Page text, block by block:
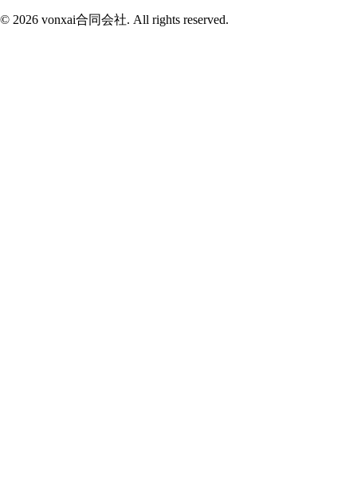
© 2026 vonxai合同会社. All rights reserved.